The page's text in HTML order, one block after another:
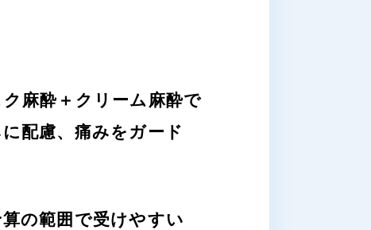
麻酔＋クリーム麻酔で
配慮、痛みをガード
算の範囲で受けやすい